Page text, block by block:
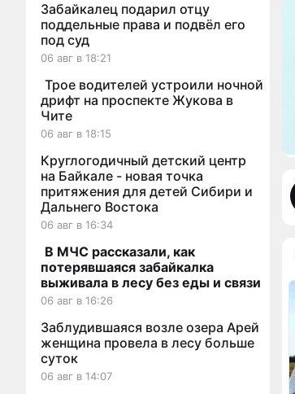
Забайкалец подарил отцу
поддельные права и подвёл его
под суд
06 авг в 18:21
Трое водителей устроили ночной
дрифт на проспекте Жукова в
Чите
06 авг в 18:15
Круглогодичный детский центр
на Байкале - новая точка
притяжения для детей Сибири и
Дальнего Востока
06 авг в 16:34
В МЧС рассказали, как
потерявшаяся забайкалка
выживала в лесу без еды и связи
06 авг в 16:26
Заблудившаяся возле озера Арей
женщина провела в лесу больше
суток
06 авг в 14:07